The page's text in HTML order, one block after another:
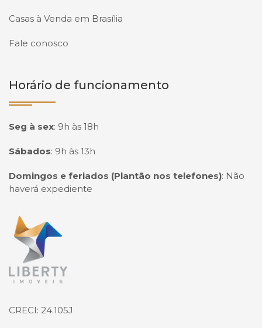
Casas à Venda em Brasília
Fale conosco
Horário de funcionamento
Seg à sex: 9h às 18h
Sábados: 9h às 13h
Domingos e feriados (Plantão nos telefones): Não
haverá expediente
Página inicial
CRECI: 24.105J